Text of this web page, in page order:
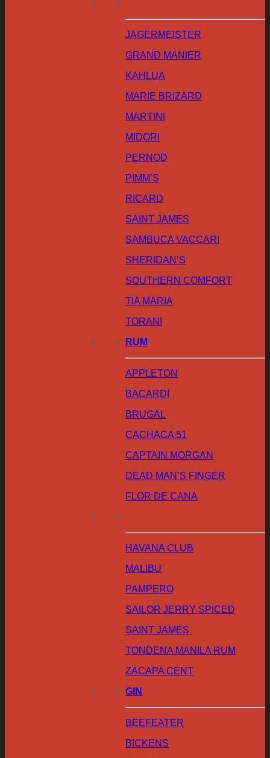
JAGERMEISTER
GRAND MANIER
KAHLUA
MARIE BRIZARD
MARTINI
MIDORI
PERNOD
PIMM’S
RICARD
SAINT JAMES
SAMBUCA VACCARI
SHERIDAN’S
SOUTHERN COMFORT
TIA MARIA
TORANI
RUM
APPLETON
BACARDI
BRUGAL
CACHACA 51
CAPTAIN MORGAN
DEAD MAN’S FINGER
FLOR DE CANA
HAVANA CLUB
MALIBU
PAMPERO
SAILOR JERRY SPICED
SAINT JAMES
TONDENA MANILA RUM
ZACAPA CENT
GIN
BEEFEATER
BICKENS